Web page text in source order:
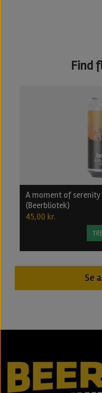
Find
A moment of serenity
(Beerbliotek)
45,00 kr.
Se